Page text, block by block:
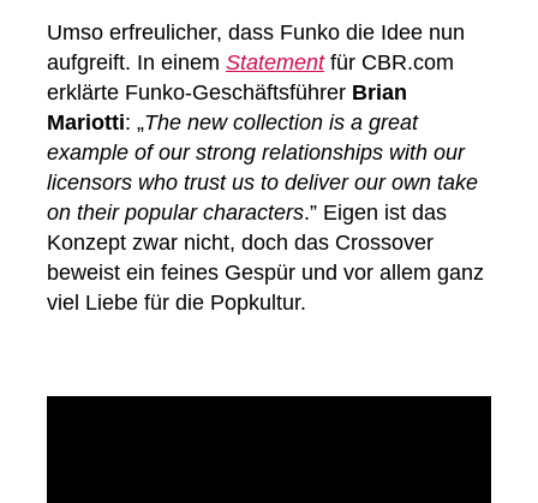
Umso erfreulicher, dass Funko die Idee nun
aufgreift. In einem Statementfür CBR.com
erklärte Funko-Geschäftsführer Brian
Mariotti: „The new collection is a great
example of our strong relationships with our
licensors who trust us to deliver our own take
on their popular characters.” Eigen ist das
Konzept zwar nicht, doch das Crossover
beweist ein feines Gespür und vor allem ganz
viel Liebe für die Popkultur.